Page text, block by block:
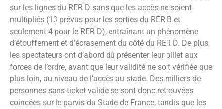
sur les lignes du RER D sans que les accès ne soient
multipliés (13 prévus pour les sorties du RER B et
seulement 4 pour le RER D), entraînant un phénomène
d’étouffement et d’écrasement du côté du RER D. De plus,
les spectateurs ont d’abord dû présenter leur billet aux
forces de l’ordre, avant que leur validité ne soit vérifiée que
plus loin, au niveau de l’accès au stade. Des milliers de
personnes sans ticket valide se sont donc retrouvées
coincées sur le parvis du Stade de France, tandis que les